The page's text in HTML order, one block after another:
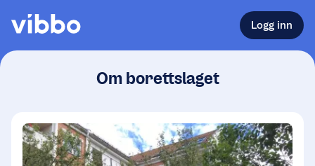
Logg inn
Om borettslaget